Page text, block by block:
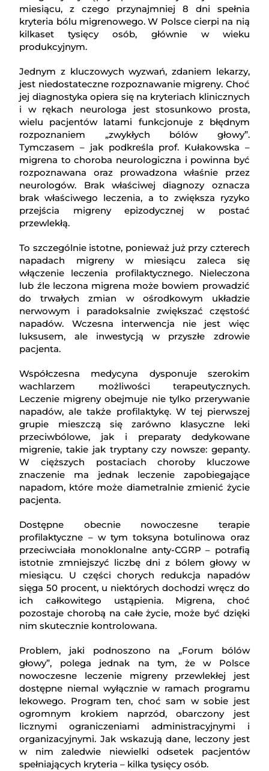
miesiącu, z czego przynajmniej 8 dni spełnia
kryteria bólu migrenowego. W Polsce cierpi na nią
kilkaset tysięcy osób, głównie w wieku
produkcyjnym.
Jednym z kluczowych wyzwań, zdaniem lekarzy,
jest niedostateczne rozpoznawanie migreny. Choć
jej diagnostyka opiera się na kryteriach klinicznych
i w rękach neurologa jest stosunkowo prosta,
wielu pacjentów latami funkcjonuje z błędnym
rozpoznaniem „zwykłych bólów głowy”.
Tymczasem – jak podkreśla prof. Kułakowska –
migrena to choroba neurologiczna i powinna być
rozpoznawana oraz prowadzona właśnie przez
neurologów. Brak właściwej diagnozy oznacza
brak właściwego leczenia, a to zwiększa ryzyko
przejścia migreny epizodycznej w postać
przewlekłą.
To szczególnie istotne, ponieważ już przy czterech
napadach migreny w miesiącu zaleca się
włączenie leczenia profilaktycznego. Nieleczona
lub źle leczona migrena może bowiem prowadzić
do trwałych zmian w ośrodkowym układzie
nerwowym i paradoksalnie zwiększać częstość
napadów. Wczesna interwencja nie jest więc
luksusem, ale inwestycją w przyszłe zdrowie
pacjenta.
Współczesna medycyna dysponuje szerokim
wachlarzem możliwości terapeutycznych.
Leczenie migreny obejmuje nie tylko przerywanie
napadów, ale także profilaktykę. W tej pierwszej
grupie mieszczą się zarówno klasyczne leki
przeciwbólowe, jak i preparaty dedykowane
migrenie, takie jak tryptany czy nowsze: gepanty.
W cięższych postaciach choroby kluczowe
znaczenie ma jednak leczenie zapobiegające
napadom, które może diametralnie zmienić życie
pacjenta.
Dostępne obecnie nowoczesne terapie
profilaktyczne – w tym toksyna botulinowa oraz
przeciwciała monoklonalne anty-CGRP – potrafią
istotnie zmniejszyć liczbę dni z bólem głowy w
miesiącu. U części chorych redukcja napadów
sięga 50 procent, u niektórych dochodzi wręcz do
ich całkowitego ustąpienia. Migrena, choć
pozostaje chorobą na całe życie, może być dzięki
nim skutecznie kontrolowana.
Problem, jaki podnoszono na „Forum bólów
głowy”, polega jednak na tym, że w Polsce
nowoczesne leczenie migreny przewlekłej jest
dostępne niemal wyłącznie w ramach programu
lekowego. Program ten, choć sam w sobie jest
ogromnym krokiem naprzód, obarczony jest
licznymi ograniczeniami administracyjnymi i
organizacyjnymi. Jak wskazują dane, leczony jest
w nim zaledwie niewielki odsetek pacjentów
spełniających kryteria – kilka tysięcy osób.